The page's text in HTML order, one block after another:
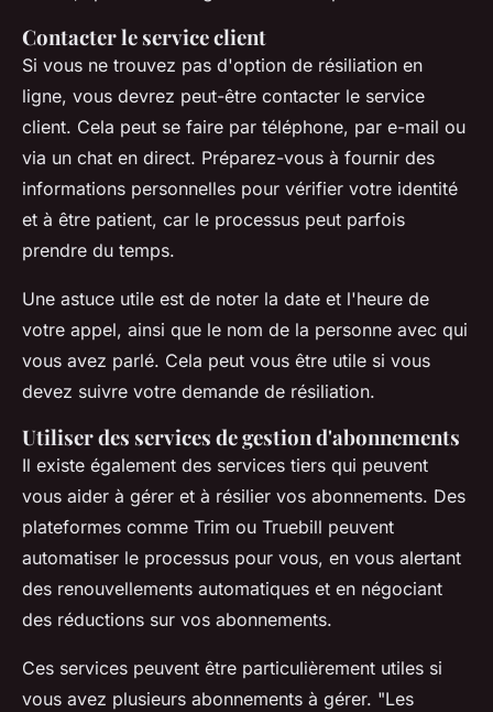
Contacter le service client
Si vous ne trouvez pas d'option de résiliation en
ligne, vous devrez peut-être contacter le service
client. Cela peut se faire par téléphone, par e-mail ou
via un chat en direct. Préparez-vous à fournir des
informations personnelles pour vérifier votre identité
et à être patient, car le processus peut parfois
prendre du temps.
Une astuce utile est de noter la date et l'heure de
votre appel, ainsi que le nom de la personne avec qui
vous avez parlé. Cela peut vous être utile si vous
devez suivre votre demande de résiliation.
Utiliser des services de gestion d'abonnements
Il existe également des services tiers qui peuvent
vous aider à gérer et à résilier vos abonnements. Des
plateformes comme Trim ou Truebill peuvent
automatiser le processus pour vous, en vous alertant
des renouvellements automatiques et en négociant
des réductions sur vos abonnements.
Ces services peuvent être particulièrement utiles si
vous avez plusieurs abonnements à gérer. "Les